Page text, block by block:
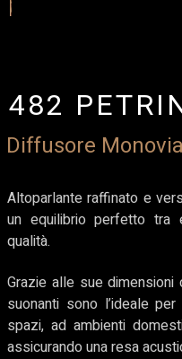
482
Diffusore
Altoparlante raffinato e
un equilibrio perfetto tra
qualità.
Grazie alle sue
suonanti sono l’ideale
spazi, ad ambienti
assicurando una resa